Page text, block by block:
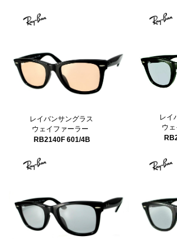
レイバンサングラス
ウェイファーラー
RB2140F 601/4B
レイ
ウ